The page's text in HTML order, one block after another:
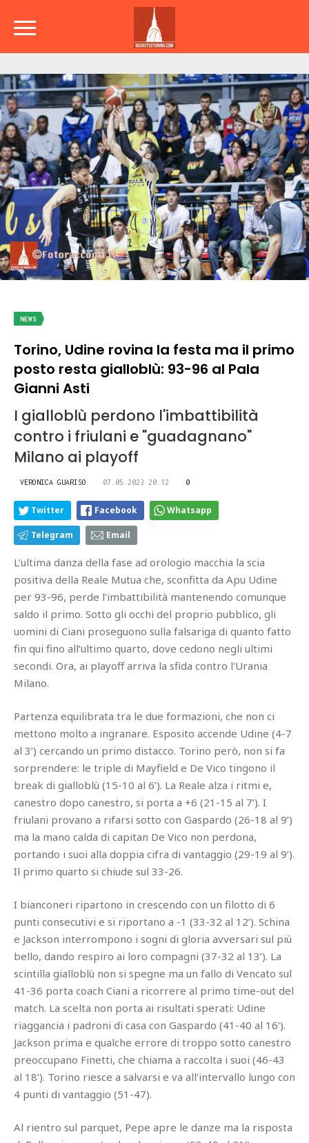
NEWS
Torino, Udine rovina la festa ma il primo
posto resta gialloblù: 93-96 al Pala
Gianni Asti
I gialloblù perdono l'imbattibilità
contro i friulani e "guadagnano"
Milano ai playoff
VERONICA GUARISO 07.05.2023 20:12 0
Twitter Facebook Whatsapp
Telegram Email
L’ultima danza della fase ad orologio macchia la scia
positiva della Reale Mutua che, sconfitta da Apu Udine
per 93-96, perde l’imbattibilità mantenendo comunque
saldo il primo. Sotto gli occhi del proprio pubblico, gli
uomini di Ciani proseguono sulla falsariga di quanto fatto
fin qui fino all’ultimo quarto, dove cedono negli ultimi
secondi. Ora, ai playoff arriva la sfida contro l'Urania
Milano.
Partenza equilibrata tra le due formazioni, che non ci
mettono molto a ingranare. Esposito accende Udine (4-7
al 3’) cercando un primo distacco. Torino però, non si fa
sorprendere: le triple di Mayfield e De Vico tingono il
break di gialloblù (15-10 al 6’). La Reale alza i ritmi e,
canestro dopo canestro, si porta a +6 (21-15 al 7’). I
friulani provano a rifarsi sotto con Gaspardo (26-18 al 9’)
ma la mano calda di capitan De Vico non perdona,
portando i suoi alla doppia cifra di vantaggio (29-19 al 9’).
Il primo quarto si chiude sul 33-26.
I bianconeri ripartono in crescendo con un filotto di 6
punti consecutivi e si riportano a -1 (33-32 al 12’). Schina
e Jackson interrompono i sogni di gloria avversari sul più
bello, dando respiro ai loro compagni (37-32 al 13’). La
scintilla gialloblù non si spegne ma un fallo di Vencato sul
41-36 porta coach Ciani a ricorrere al primo time-out del
match. La scelta non porta ai risultati sperati: Udine
riaggancia i padroni di casa con Gaspardo (41-40 al 16’).
Jackson prima e qualche errore di troppo sotto canestro
preoccupano Finetti, che chiama a raccolta i suoi (46-43
al 18’). Torino riesce a salvarsi e va all’intervallo lungo con
4 punti di vantaggio (51-47).
Al rientro sul parquet, Pepe apre le danze ma la risposta